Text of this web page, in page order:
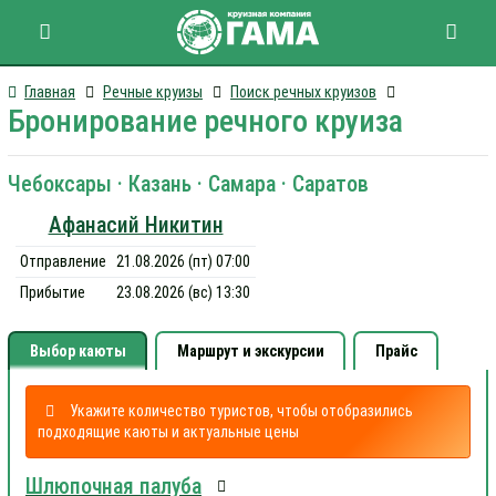
Главная Речные круизы Поиск речных круизов
Бронирование речного круиза
Чебоксары · Казань · Самара · Саратов
Афанасий Никитин
Отправление
21.08.2026 (пт) 07:00
Прибытие
23.08.2026 (вс) 13:30
Выбор каюты Маршрут и экскурсии Прайс
Укажите количество туристов, чтобы отобразились
подходящие каюты и актуальные цены
Шлюпочная палуба